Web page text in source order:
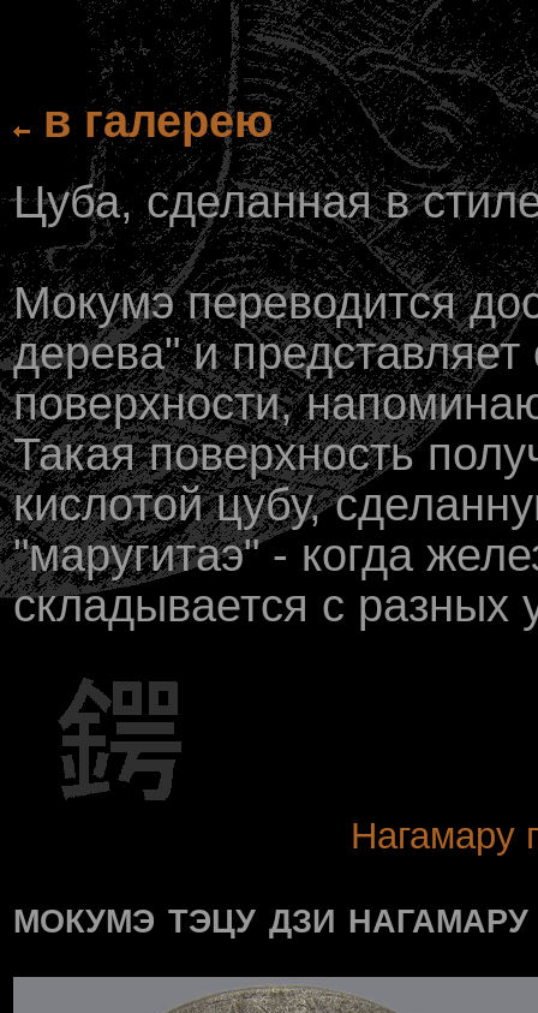
в галерею
Цуба, сделанная в
Мокумэ переводится
дерева" и представляет
поверхности,
Такая поверхность
кислотой цубу,
"маругитаэ" - когда
складывается с разных
Нагамару
мокумэ тэцу дзи